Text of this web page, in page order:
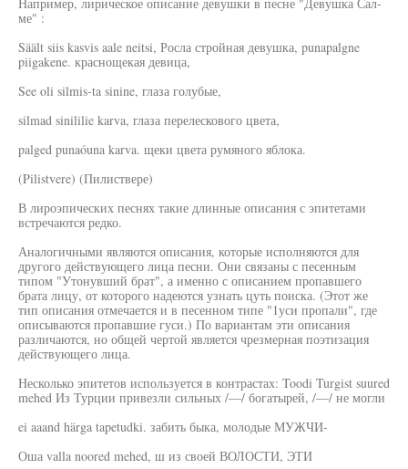
ме" :
Säält siis kasvis aale neitsi, Росла стройная девушка, punapalgne
piigakene. краснощекая девица,
See oli silmis-ta sinine, глаза голубые,
silmad sinililie karva, глаза перелескового цвета,
palged punaóuna karva. щеки цвета румяного яблока.
(Pilistvere) (Пилиствере)
В лироэпических песнях такие длинные описания с эпитетами
встречаются редко.
Аналогичными являются описания, которые исполняются для
другого действующего лица песни. Они связаны с песенным
типом "Утонувший брат", а именно с описанием пропавшего
брата лицу, от которого надеются узнать цуть поиска. (Этот же
тип описания отмечается и в песенном типе "1уси пропали", где
описываются пропавшие гуси.) По вариантам эти описания
различаются, но общей чертой является чрезмерная поэтизация
действующего лица.
Несколько эпитетов используется в контрастах: Toodi Turgist suured
mehed Из Турции привезли сильных /—/ богатырей, /—/ не могли
ei aaand härga tapetudki. забить быка, молодые МУЖЧИ-
Оша valla noored mehed, ш из своей ВОЛОСТИ, ЭТИ